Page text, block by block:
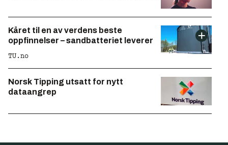
Kåret til en av verdens beste
oppfinnelser – sandbatteriet leverer
TU.no
Norsk Tipping utsatt for nytt
dataangrep